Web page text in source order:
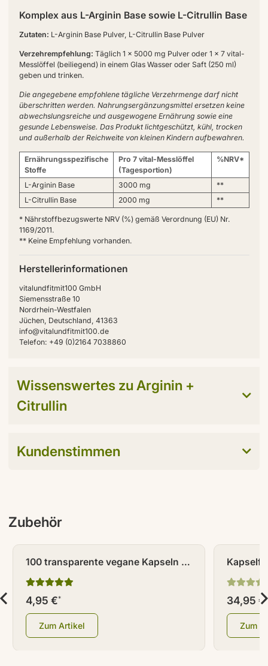
Komplex aus L-Arginin Base sowie L-Citrullin Base
Zutaten: L-Arginin Base Pulver, L-Citrullin Base Pulver
Verzehrempfehlung: Täglich 1 x 5000 mg Pulver oder 1 x 7 vital-
Messlöffel (beiliegend) in einem Glas Wasser oder Saft (250 ml)
geben und trinken.
Die angegebene empfohlene tägliche Verzehrmenge darf nicht
überschritten werden. Nahrungsergänzungsmittel ersetzen keine
abwechslungsreiche und ausgewogene Ernährung sowie eine
gesunde Lebensweise. Das Produkt lichtgeschützt, kühl, trocken
und außerhalb der Reichweite von kleinen Kindern aufbewahren.
Ernährungsspezifische
Stoffe
Pro 7 vital-Messlöffel
(Tagesportion)
%NRV*
L-Arginin Base 3000 mg
**
L-Citrullin Base
2000 mg **
* Nährstoffbezugswerte NRV (%) gemäß Verordnung (EU) Nr.
1169/2011.
** Keine Empfehlung vorhanden.
Herstellerinformationen
vitalundfitmit100 GmbH
Siemensstraße 10
Nordrhein-Westfalen
Jüchen, Deutschland, 41363
info@vitalundfitmit100.de
Telefon: +49 (0)2164 7038860
Wissenswertes zu Arginin +
Citrullin
Kundenstimmen
Zubehör
100 transparente vegane Kapseln /
Leerkapseln Größe 0
4,95 €*
Zum Artikel
34,95 €*
Zum